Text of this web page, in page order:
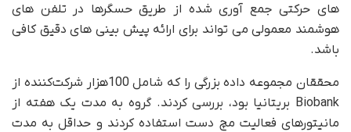
های حرکتی جمع آوری شده از طریق حسگرها در تلفن های
هوشمند معمولی می تواند برای ارائه پیش بینی های دقیق کافی
باشد.
محققان مجموعه داده بزرگی را که شامل 100هزار شرکت‌کننده از
Biobank بریتانیا بود، بررسی کردند. گروه به مدت یک هفته از
مانیتورهای فعالیت مچ دست استفاده کردند و حداقل به مدت